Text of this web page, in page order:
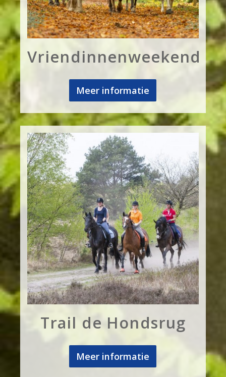
Vriendinnenweekend
Meer informatie
Trail de Hondsrug
Meer informatie